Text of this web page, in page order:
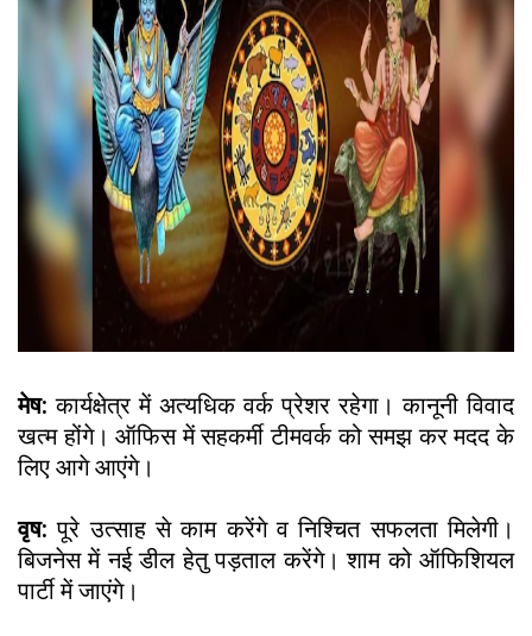
मेष:कार्यक्षेत्र में अत्यधिक वर्क प्रेशर रहेगा। कानूनी विवाद
खत्म होंगे। ऑफिस में सहकर्मी टीमवर्क को समझ कर मदद के
लिए आगे आएंगे।
वृष:पूरे उत्साह से काम करेंगे व निश्चित सफलता मिलेगी।
बिजनेस में नई डील हेतु पड़ताल करेंगे। शाम को ऑफिशियल
पार्टी में जाएंगे।